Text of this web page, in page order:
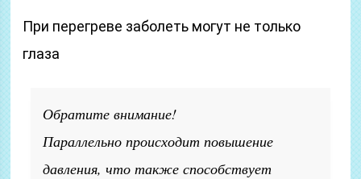
При перегреве заболеть могут не только
глаза
Обратите внимание!
Параллельно происходит повышение
давления, что также способствует